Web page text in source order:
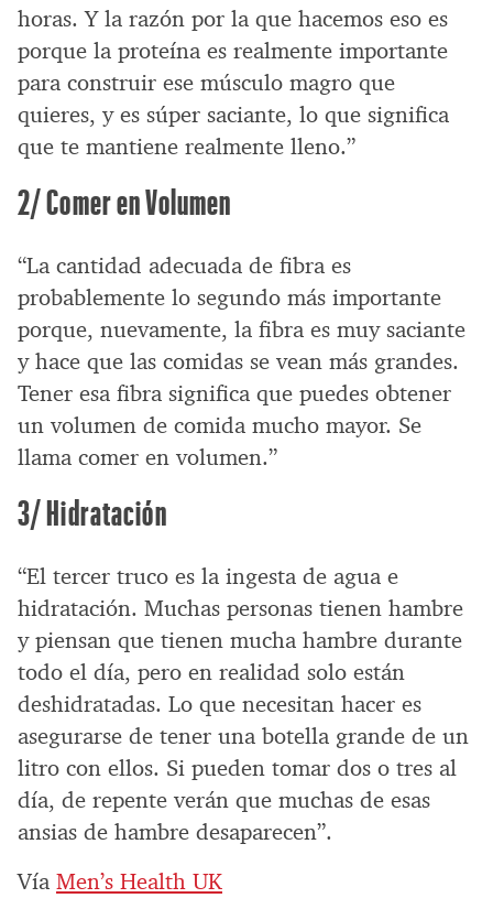
horas. Y la razón por la que hacemos eso es
porque la proteína es realmente importante
para construir ese músculo magro que
quieres, y es súper saciante, lo que significa
que te mantiene realmente lleno.”
2/ Comer en Volumen
“La cantidad adecuada de fibra es
probablemente lo segundo más importante
porque, nuevamente, la fibra es muy saciante
y hace que las comidas se vean más grandes.
Tener esa fibra significa que puedes obtener
un volumen de comida mucho mayor. Se
llama comer en volumen.”
3/ Hidratación
“El tercer truco es la ingesta de agua e
hidratación. Muchas personas tienen hambre
y piensan que tienen mucha hambre durante
todo el día, pero en realidad solo están
deshidratadas. Lo que necesitan hacer es
asegurarse de tener una botella grande de un
litro con ellos. Si pueden tomar dos o tres al
día, de repente verán que muchas de esas
ansias de hambre desaparecen”.
Vía Men’s Health UK